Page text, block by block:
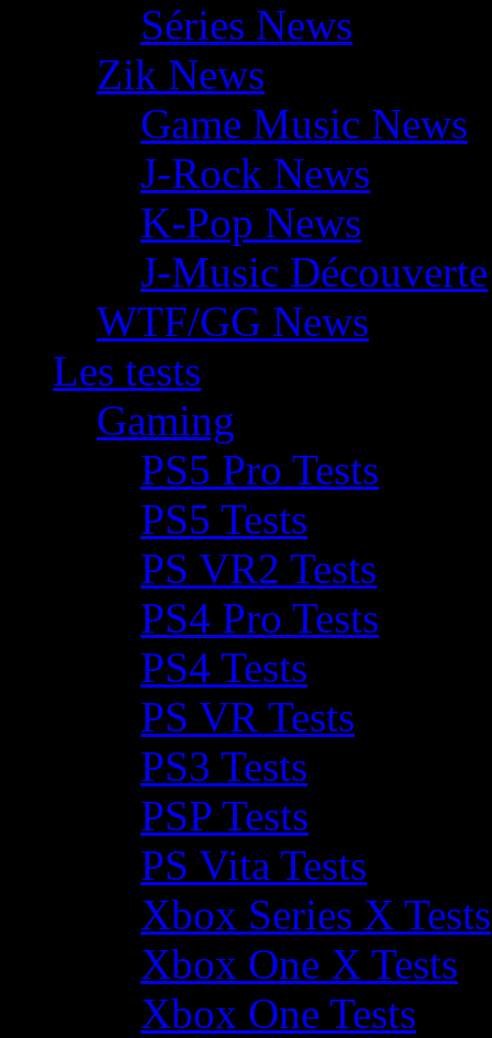
Séries News
Zik News
Game Music News
J-Rock News
K-Pop News
J-Music Découverte
WTF/GG News
Les tests
Gaming
PS5 Pro Tests
PS5 Tests
PS VR2 Tests
PS4 Pro Tests
PS4 Tests
PS VR Tests
PS3 Tests
PSP Tests
PS Vita Tests
Xbox Series X Tests
Xbox One X Tests
Xbox One Tests